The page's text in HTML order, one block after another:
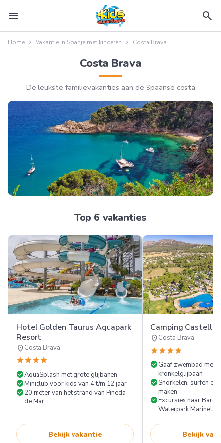
menu search
Home Vakantie in Spanje met kinderen Costa Brava
Costa Brava
De leukste familievakanties aan de Spaanse costa
Top 6 vakanties
Hotel Golden Taurus Aquapark
Resort
location_onCosta Brava
starstarstarstar
check_circleAquaSplash met grote glijbanen
check_circleMiniclub voor kids van 4 t/m 12 jaar
check_circle20 meter van het strand van Pineda
de Mar
Bekijk vakantie
Camping Castell
location_onCosta Brava
starstarstarstar
check_circleGaaf zwembad met
kronkelglijbaan
check_circleSnorkelen, surfen en
maken
check_circleExcursies naar
Waterpark
Bekijk